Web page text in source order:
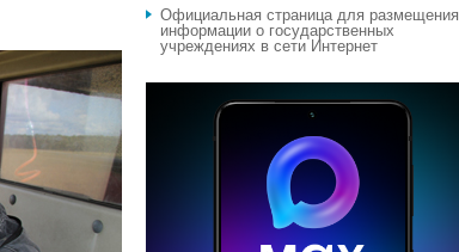
Официальная страница для размещения
информации о государственных
учреждениях в сети Интернет